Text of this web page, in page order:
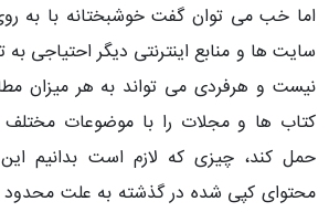
اما خب می توان گفت خوشبختانه با به
سایت ها و منابع اینترنتی دیگر احتیاجی
نیست و هرفردی می تواند به هر میزان
کتاب ها و مجلات را با موضوعات
حمل کند، چیزی که لازم است
محتوای کپی شده در گذشته به علت محدود